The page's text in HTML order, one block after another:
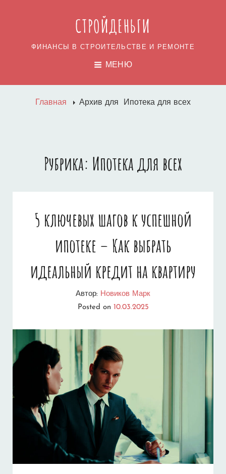
СТРОЙДЕНЬГИ
ФИНАНСЫ В СТРОИТЕЛЬСТВЕ И РЕМОНТЕ
МЕНЮ
Главная Архив для Ипотека для всех
Рубрика: Ипотека для всех
5 ключевых шагов к успешной
ипотеке – Как выбрать
идеальный кредит на квартиру
Автор: Новиков Марк
Posted on 10.03.2025